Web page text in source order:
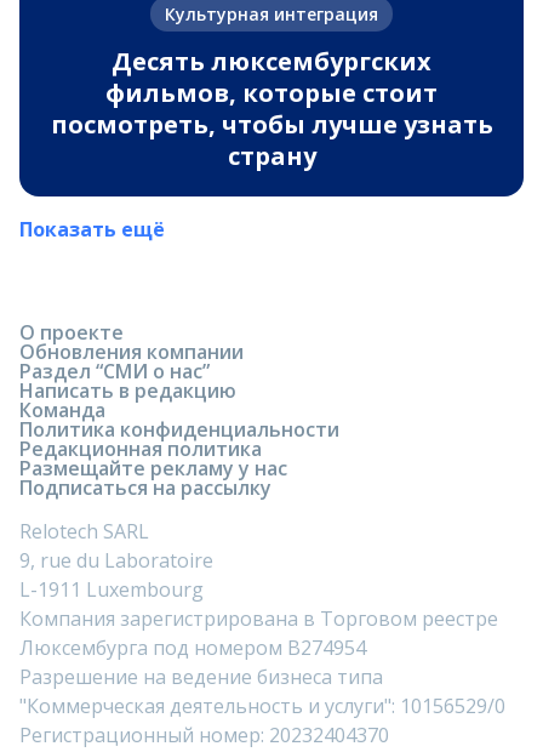
Культурная интеграция
Десять люксембургских
фильмов, которые стоит
посмотреть, чтобы лучше узнать
страну
Показать ещё
О проекте
Обновления компании
Раздел “СМИ о нас”
Написать в редакцию
Команда
Политика конфиденциальности
Редакционная политика
Размещайте рекламу у нас
Подписаться на рассылку
Relotech SARL
9, rue du Laboratoire
L-1911 Luxembourg
Компания зарегистрирована в Торговом реестре
Люксембурга под номером B274954
Разрешение на ведение бизнеса типа
"Коммерческая деятельность и услуги": 10156529/0
Регистрационный номер: 20232404370